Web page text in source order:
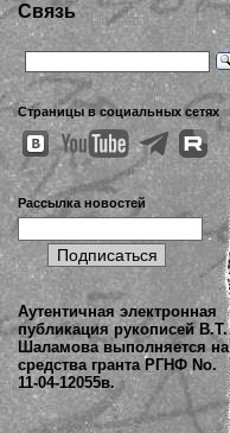
Связь
Страницы в социальных сетях
Рассылка новостей
Аутентичная электронная
публикация рукописей В.Т.
Шаламова выполняется на
средства гранта РГНФ No.
11-04-12055в.